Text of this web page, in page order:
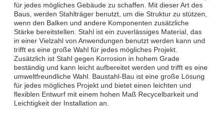
für jedes mögliches Gebäude zu schaffen. Mit dieser Art des
Baus, werden Stahlträger benutzt, um die Struktur zu stützen,
wenn den Balken und andere Komponenten zusätzliche
Stärke bereitstellen. Stahl ist ein zuverlässiges Material, das
in einer Vielzahl von Anwendungen benutzt werden kann und
trifft es eine große Wahl für jedes mögliches Projekt.
Zusätzlich ist Stahl gegen Korrosion in hohem Grade
beständig und kann leicht aufbereitet werden und trifft es eine
umweltfreundliche Wahl. Baustahl-Bau ist eine große Lösung
für jedes mögliches Projekt und bietet einen leichten und
flexiblen Entwurf mit einem hohen Maß Recycelbarkeit und
Leichtigkeit der Installation an.